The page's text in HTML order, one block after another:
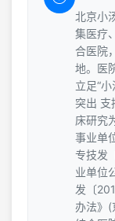
北京小
集医疗
合医院
地。医
立足“
突出 支
床研究
事业单
专技发
业单位
发〔
办法》(